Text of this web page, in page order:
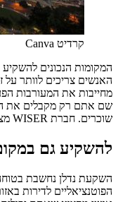
קרדיט Canva
המקומות הנכונים
האנשים צריכים לוותר
מחייבות את המעורבות
שם אתם רק מקבלים את
שוכרים. חברת WISER מציעה למי שמחפש זאת את ההשקעות בנדלן שמניבות להם תשואה בהתאם לציפיות וזה מה שחשוב לכל משקיע נבון.
להשקיע גם
השקעת נדלן נחשבת
הפוטנציאליים לדירות